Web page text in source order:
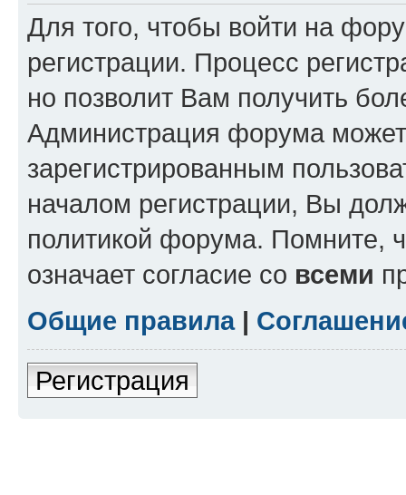
Для того, чтобы войти на
регистрации. Процесс
но позволит Вам получить
Администрация форума может
зарегистрированным
началом регистрации, Вы
политикой форума. Помните,
означает согласие со всеми
Общие правила|
Регистрация